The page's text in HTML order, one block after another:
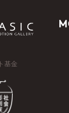
基金